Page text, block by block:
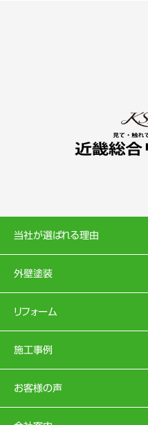
当社が選ばれる理由
外壁塗装
リフォーム
施工事例
お客様の声